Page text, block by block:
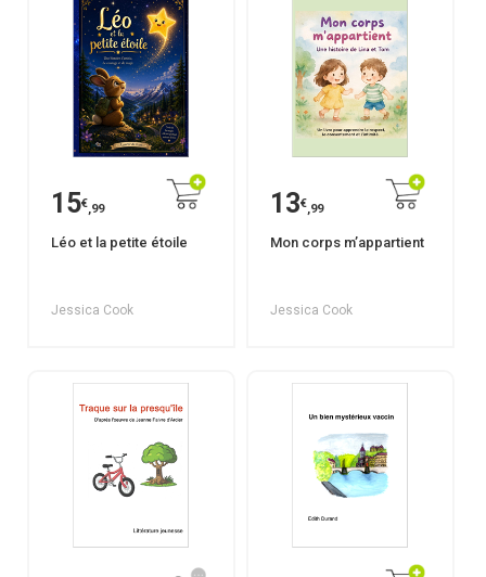
15€,99
Léo et la petite étoile
Jessica Cook
13€,99
Mon corps m’appartient
Jessica Cook